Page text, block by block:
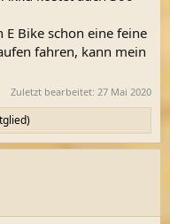
Bike schon eine feine
fahren, kann mein
Zuletzt bearbeitet: 27 Mai 2020